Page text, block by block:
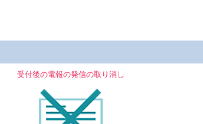
受付後の電報の発信の取り消し